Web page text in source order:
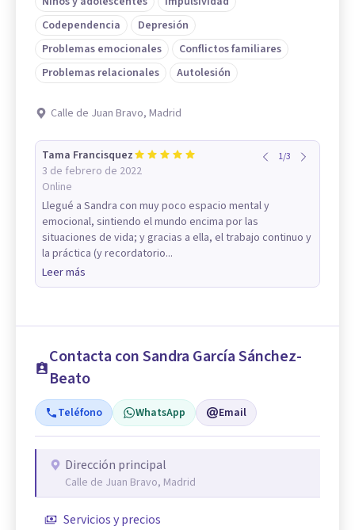
Codependencia
Depresión
Problemas emocionales
Conflictos familiares
Problemas relacionales
Autolesión
Calle de Juan Bravo, Madrid
Tama Francisquez
3 de febrero de 2022
Online
1/3
Llegué a Sandra con muy poco espacio mental y
emocional, sintiendo el mundo encima por las
situaciones de vida; y gracias a ella, el trabajo continuo y
la práctica (y recordatorio...
Leer más
Contacta con Sandra García Sánchez-
Beato
Teléfono WhatsApp Email
Dirección principal
Calle de Juan Bravo, Madrid
Servicios y precios